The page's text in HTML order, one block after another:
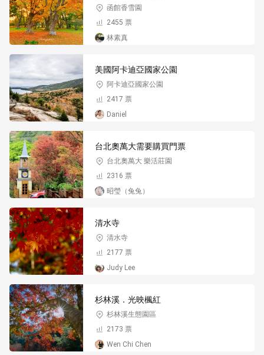
函館香雪園
2455 票
林素真
美國阿卡迪亞國家公園
阿卡迪亞國家公園
2417 票
Daniel
台北奧萬大需要購買門票
台北奧萬大 樂活莊園
2316 票
昭瑩（兔兔）
清水寺
清水寺
2177 票
Judy Lee
杉林溪．光映楓紅
杉林溪生態園區
2173 票
Wen Chi Chen